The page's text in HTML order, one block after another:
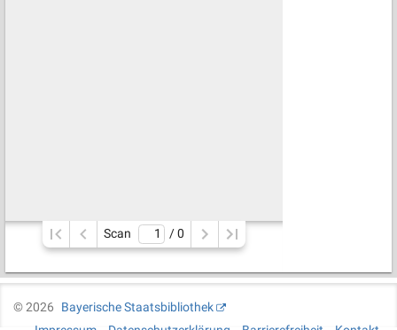
Scan / 0
©2026
Bayerische Staatsbibliothek